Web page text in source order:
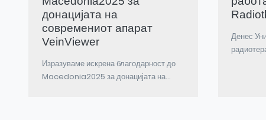
донацијата на
современиот апарат
VeinViewer
Изразуваме искрена благодарност до
Macedonia2025 за донацијата на...
Денес